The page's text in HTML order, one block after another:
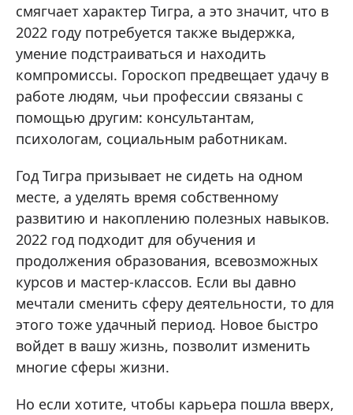
смягчает характер Тигра, а это значит, что в
2022 году потребуется также выдержка,
умение подстраиваться и находить
компромиссы. Гороскоп предвещает удачу в
работе людям, чьи профессии связаны с
помощью другим: консультантам,
психологам, социальным работникам.
Год Тигра призывает не сидеть на одном
месте, а уделять время собственному
развитию и накоплению полезных навыков.
2022 год подходит для обучения и
продолжения образования, всевозможных
курсов и мастер-классов. Если вы давно
мечтали сменить сферу деятельности, то для
этого тоже удачный период. Новое быстро
войдет в вашу жизнь, позволит изменить
многие сферы жизни.
Но если хотите, чтобы карьера пошла вверх,